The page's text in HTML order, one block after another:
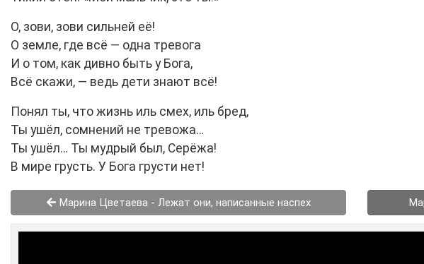
О, зови, зови сильней её!
О земле, где всё — одна тревога
И о том, как дивно быть у Бога,
Всё скажи, — ведь дети знают всё!
Понял ты, что жизнь иль смех, иль бред,
Ты ушёл, сомнений не тревожа…
Ты ушёл… Ты мудрый был, Серёжа!
В мире грусть. У Бога грусти нет!
Марина Цветаева - Лежат они, написанные наспех